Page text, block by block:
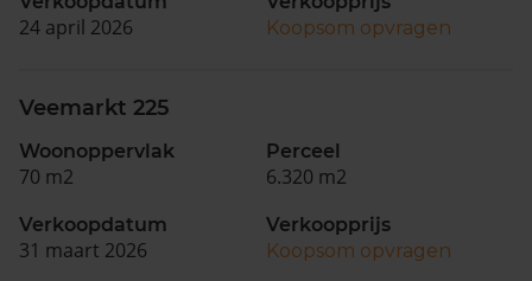
24 april 2026
Koopsom opvragen
Veemarkt 225
Woonoppervlak
70 m2
Perceel
6.320 m2
Verkoopdatum
31 maart 2026
Verkoopprijs
Koopsom opvragen